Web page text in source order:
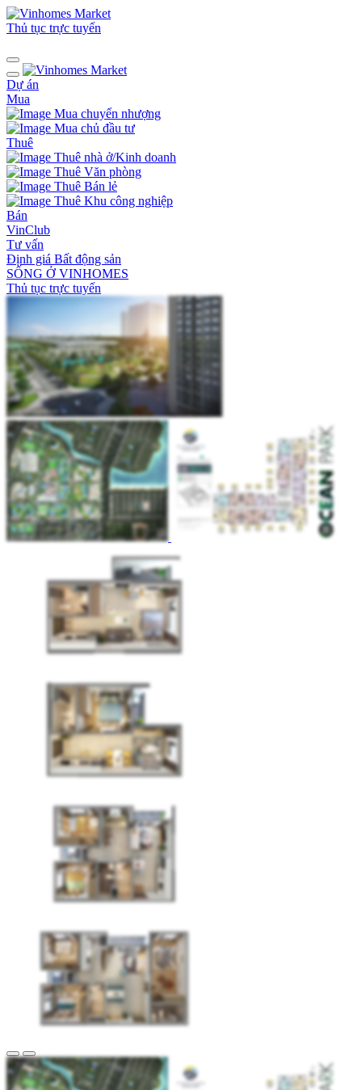
Thủ tục trực tuyến
Dự án
Mua
Mua chuyển nhượng
Mua chủ đầu tư
Thuê
Thuê nhà ở/Kinh doanh
Thuê Văn phòng
Thuê Bán lẻ
Thuê Khu công nghiệp
Bán
VinClub
Tư vấn
Định giá Bất động sản
SỐNG Ở VINHOMES
Thủ tục trực tuyến